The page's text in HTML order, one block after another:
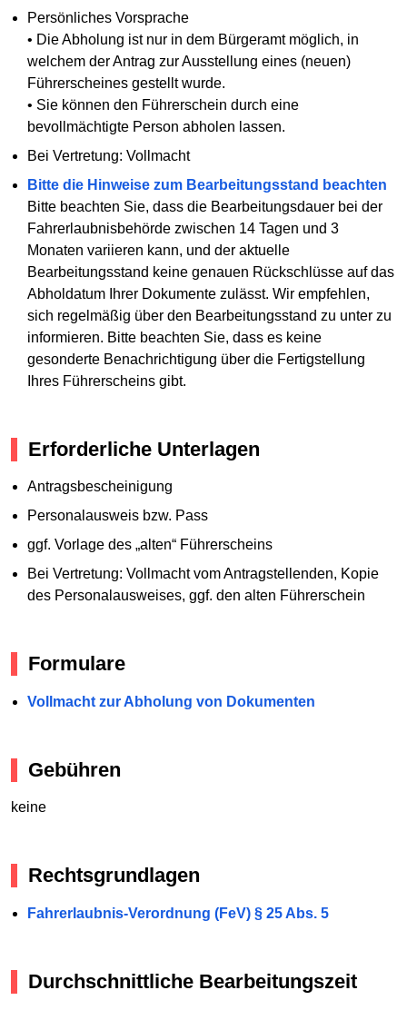
Persönliches Vorsprache
• Die Abholung ist nur in dem Bürgeramt möglich, in
welchem der Antrag zur Ausstellung eines (neuen)
Führerscheines gestellt wurde.
• Sie können den Führerschein durch eine
bevollmächtigte Person abholen lassen.
Bei Vertretung: Vollmacht
Bitte die Hinweise zum Bearbeitungsstand beachten
Bitte beachten Sie, dass die Bearbeitungsdauer bei der
Fahrerlaubnisbehörde zwischen 14 Tagen und 3
Monaten variieren kann, und der aktuelle
Bearbeitungsstand keine genauen Rückschlüsse auf das
Abholdatum Ihrer Dokumente zulässt. Wir empfehlen,
sich regelmäßig über den Bearbeitungsstand zu unter zu
informieren. Bitte beachten Sie, dass es keine
gesonderte Benachrichtigung über die Fertigstellung
Ihres Führerscheins gibt.
Erforderliche Unterlagen
Antragsbescheinigung
Personalausweis bzw. Pass
ggf. Vorlage des „alten“ Führerscheins
Bei Vertretung: Vollmacht vom Antragstellenden, Kopie
des Personalausweises, ggf. den alten Führerschein
Formulare
Vollmacht zur Abholung von Dokumenten
Gebühren
keine
Rechtsgrundlagen
Fahrerlaubnis-Verordnung (FeV) § 25 Abs. 5
Durchschnittliche Bearbeitungszeit